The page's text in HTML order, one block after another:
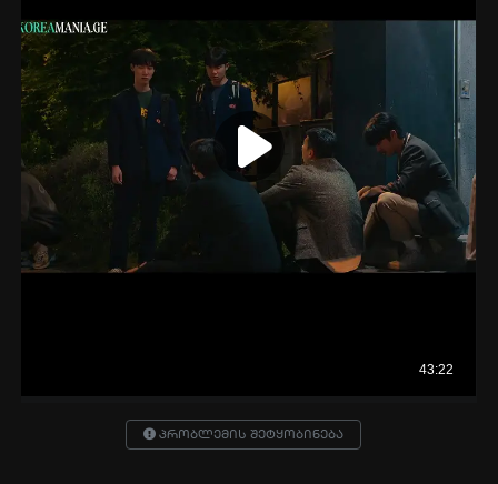
პრობლემის შეტყობინება